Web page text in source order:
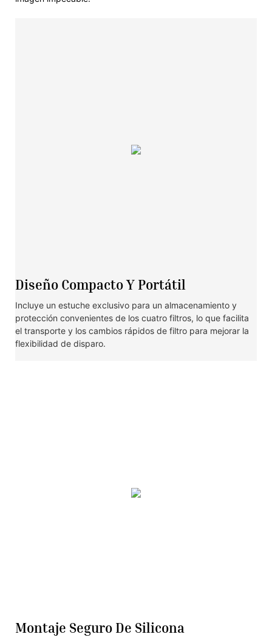
Diseño Compacto Y Portátil
Incluye un estuche exclusivo para un almacenamiento y
protección convenientes de los cuatro filtros, lo que facilita
el transporte y los cambios rápidos de filtro para mejorar la
flexibilidad de disparo.
Montaje Seguro De Silicona